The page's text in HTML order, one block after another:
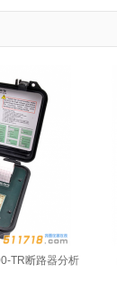
TR断路器分析